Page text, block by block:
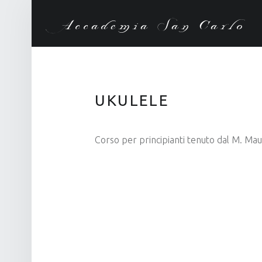
Accademia San Carlo
UKULELE
Corso per principianti tenuto dal M.